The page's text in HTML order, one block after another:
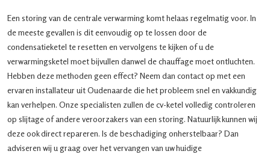
Een storing van de centrale verwarming komt helaas regelmatig voor. In
de meeste gevallen is dit eenvoudig op te lossen door de
condensatieketel te resetten en vervolgens te kijken of u de
verwarmingsketel moet bijvullen danwel de chauffage moet ontluchten.
Hebben deze methoden geen effect? Neem dan contact op met een
ervaren installateur uit Oudenaarde die het probleem snel en vakkundig
kan verhelpen. Onze specialisten zullen de cv-ketel volledig controleren
op slijtage of andere veroorzakers van een storing. Natuurlijk kunnen wij
deze ook direct repareren. Is de beschadiging onherstelbaar? Dan
adviseren wij u graag over het vervangen van uw huidige